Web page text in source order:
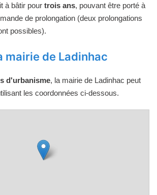
à bâtir pour trois ans, pouvant être porté à
de prolongation (deux prolongations
possibles).
mairie de Ladinhac
d'urbanisme, la mairie de Ladinhac peut
les coordonnées ci-dessous.